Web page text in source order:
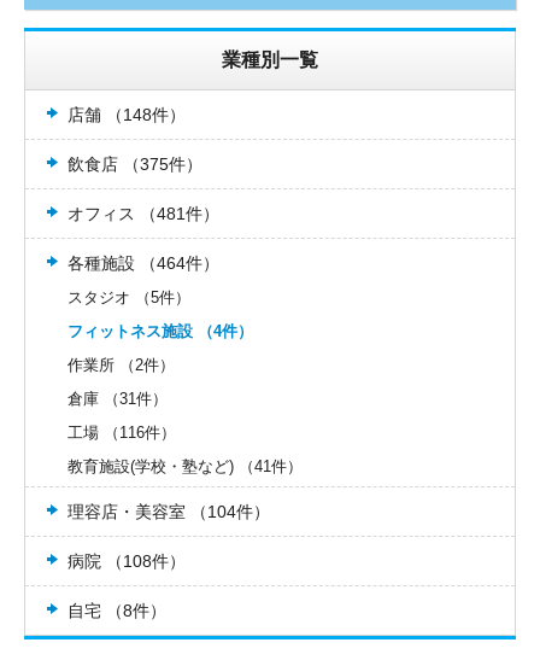
業種別一覧
店舗 （148件）
飲食店 （375件）
オフィス （481件）
各種施設 （464件）
スタジオ （5件）
フィットネス施設 （4件）
作業所 （2件）
倉庫 （31件）
工場 （116件）
教育施設(学校・塾など) （41件）
理容店・美容室 （104件）
病院 （108件）
自宅 （8件）